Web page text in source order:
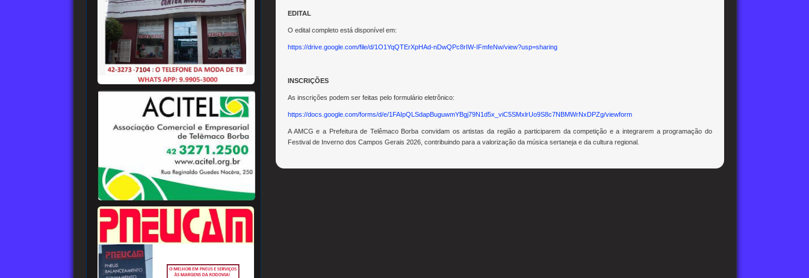
EDITAL
O edital completo está disponível em:
https://drive.google.com/file/d/1O1YqQTErXpHAd-nDwQPc8rIW-IFmfeNw/view?usp=sharing
INSCRIÇÕES
As inscrições podem ser feitas pelo formulário eletrônico:
https://docs.google.com/forms/d/e/1FAIpQLSdapBuguwmYBgj79N1d5x_viC5SMxlrUo9S8c7NBMWrNxDPZg/viewform
A AMCG e a Prefeitura de Telêmaco Borba convidam os artistas da região a participarem da competição e a integrarem a programação do
Festival de Inverno dos Campos Gerais 2026, contribuindo para a valorização da música sertaneja e da cultura regional.